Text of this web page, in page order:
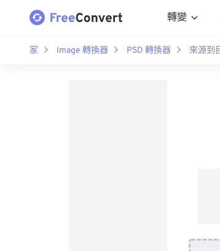
轉變
家 Image 轉換器 PSD 轉換器 來源到